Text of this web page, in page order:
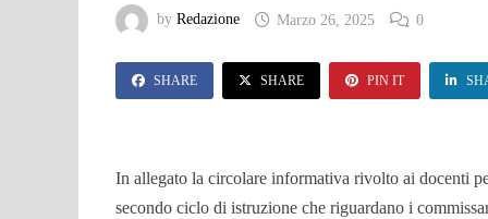
byRedazione Marzo 26, 2025 0
SHARE SHARE PIN IT
In allegato la circolare informativa rivolto ai docenti
secondo ciclo di istruzione che riguardano i